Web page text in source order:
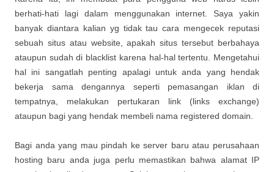
berhati-hati lagi dalam menggunakan internet. Saya yakin
banyak diantara kalian yg tidak tau cara mengecek reputasi
sebuah situs atau website, apakah situs tersebut berbahaya
ataupun sudah di blacklist karena hal-hal tertentu. Mengetahui
hal ini sangatlah penting apalagi untuk anda yang hendak
bekerja sama dengannya seperti pemasangan iklan di
tempatnya, melakukan pertukaran link (links exchange)
ataupun bagi yang hendak membeli nama registered domain.
Bagi anda yang mau pindah ke server baru atau perusahaan
hosting baru anda juga perlu memastikan bahwa alamat IP